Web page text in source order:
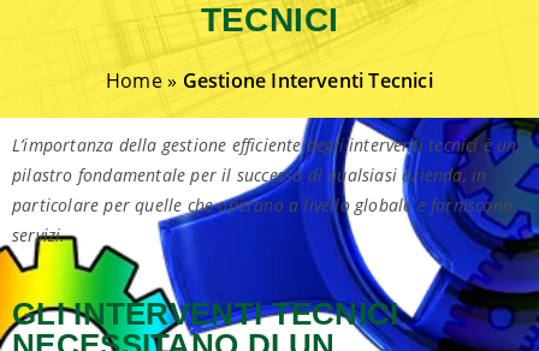
TECNICI
Home» Gestione Interventi Tecnici
L’importanza della gestione efficiente degli interventi tecnici è un
pilastro fondamentale per il successo di qualsiasi azienda, in
particolare per quelle che operano a livello globale e forniscono
servizi.
GLI INTERVENTI TECNICI